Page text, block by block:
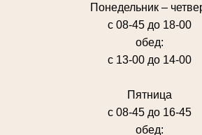
Понедельник –
с 08-45 до 18-00
обед:
с 13-00 до 14-00
Пятница
с 08-45 до 16-45
обед: